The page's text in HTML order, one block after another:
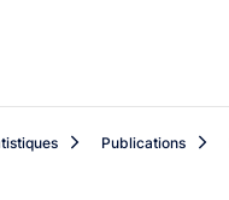
Publications